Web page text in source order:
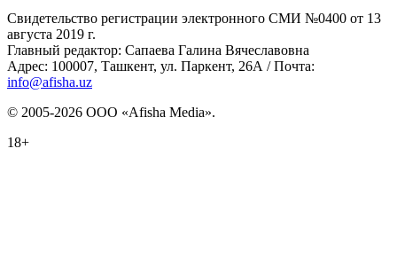
Свидетельство регистрации электронного СМИ №0400 от 13
августа 2019 г.
Главный редактор: Сапаева Галина Вячеславовна
Адрес: 100007, Ташкент, ул. Паркент, 26А / Почта:
info@afisha.uz
© 2005-2026 ООО «Afisha Media».
18+